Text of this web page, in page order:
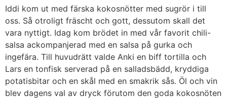
Iddi kom ut med färska kokosnötter med sugrör i till
oss. Så otroligt fräscht och gott, dessutom skall det
vara nyttigt. Idag kom brödet in med vår favorit chili-
salsa ackompanjerad med en salsa på gurka och
ingefära. Till huvudrätt valde Anki en biff tortilla och
Lars en tonfisk serverad på en salladsbädd, kryddiga
potatisbitar och en skål med en smakrik sås. Öl och vin
blev dagens val av dryck förutom den goda kokosnöten